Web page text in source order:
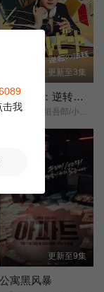
更新至3集
律政节拍：逆转法庭
铃鹿央士/稻垣吾郎/小雪/前原瑞树/夏生大湖/伊藤万理华/田中哲司/
更新至9集
公寓黑风暴
击我